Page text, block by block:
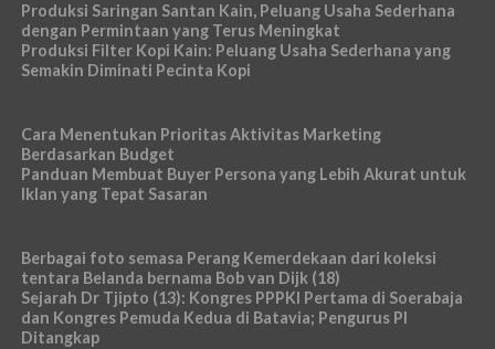
Produksi Saringan Santan Kain, Peluang Usaha Sederhana
dengan Permintaan yang Terus Meningkat
Produksi Filter Kopi Kain: Peluang Usaha Sederhana yang
Semakin Diminati Pecinta Kopi
Cara Menentukan Prioritas Aktivitas Marketing
Berdasarkan Budget
Panduan Membuat Buyer Persona yang Lebih Akurat untuk
Iklan yang Tepat Sasaran
Berbagai foto semasa Perang Kemerdekaan dari koleksi
tentara Belanda bernama Bob van Dijk (18)
Sejarah Dr Tjipto (13): Kongres PPPKI Pertama di Soerabaja
dan Kongres Pemuda Kedua di Batavia; Pengurus PI
Ditangkap